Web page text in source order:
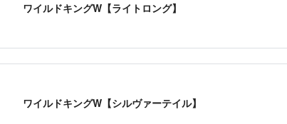
ワイルドキングW【ライトロング】
ワイルドキングW【シルヴァーテイル】